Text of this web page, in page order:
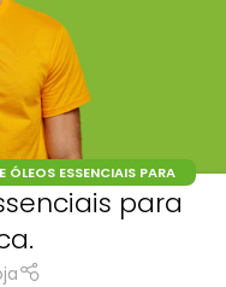
ÓLEOS ESSENCIAIS PARA
para